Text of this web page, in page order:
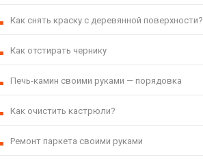
Как снять краску с деревянной поверхности?
Как отстирать чернику
Печь-камин своими руками — порядовка
Как очистить кастрюли?
Ремонт паркета своими руками